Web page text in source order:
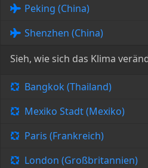
Peking (China)
Shenzhen (China)
Sieh, wie sich das Klima
Bangkok (Thailand)
Mexiko Stadt (Mexiko)
Paris (Frankreich)
London (Großbritannien)